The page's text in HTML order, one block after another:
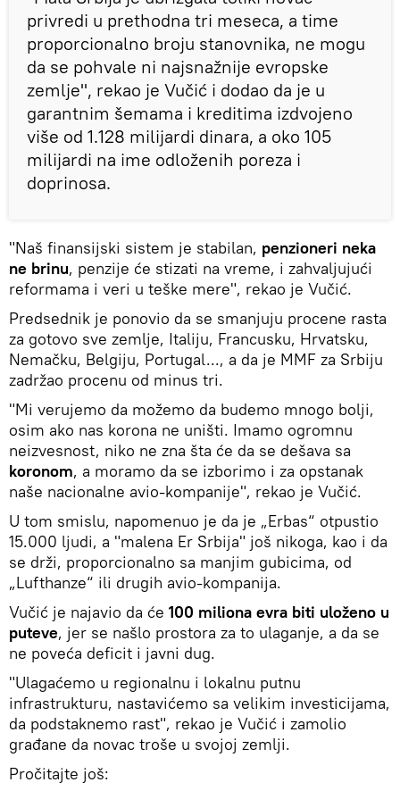
privredi u prethodna tri meseca, a time
proporcionalno broju stanovnika, ne mogu
da se pohvale ni najsnažnije evropske
zemlje", rekao je Vučić i dodao da je u
garantnim šemama i kreditima izdvojeno
više od 1.128 milijardi dinara, a oko 105
milijardi na ime odloženih poreza i
doprinosa.
"Naš finansijski sistem je stabilan, penzioneri neka
ne brinu, penzije će stizati na vreme, i zahvaljujući
reformama i veri u teške mere", rekao je Vučić.
Predsednik je ponovio da se smanjuju procene rasta
za gotovo sve zemlje, Italiju, Francusku, Hrvatsku,
Nemačku, Belgiju, Portugal..., a da je MMF za Srbiju
zadržao procenu od minus tri.
"Mi verujemo da možemo da budemo mnogo bolji,
osim ako nas korona ne uništi. Imamo ogromnu
neizvesnost, niko ne zna šta će da se dešava sa
koronom, a moramo da se izborimo i za opstanak
naše nacionalne avio-kompanije", rekao je Vučić.
U tom smislu, napomenuo je da je „Erbas“ otpustio
15.000 ljudi, a "malena Er Srbija" još nikoga, kao i da
se drži, proporcionalno sa manjim gubicima, od
„Lufthanze“ ili drugih avio-kompanija.
Vučić je najavio da će 100 miliona evra biti uloženo u
puteve, jer se našlo prostora za to ulaganje, a da se
ne poveća deficit i javni dug.
"Ulagaćemo u regionalnu i lokalnu putnu
infrastrukturu, nastavićemo sa velikim investicijama,
da podstaknemo rast", rekao je Vučić i zamolio
građane da novac troše u svojoj zemlji.
Pročitajte još: